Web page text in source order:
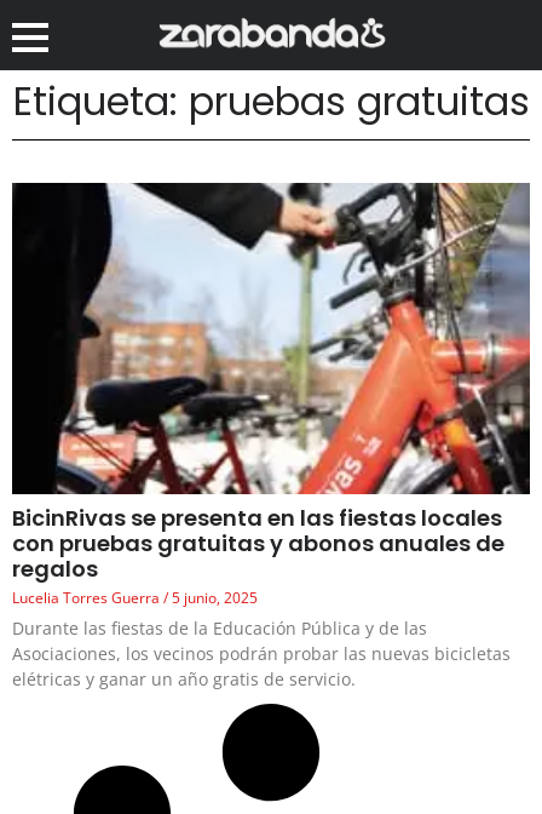
Etiqueta: pruebas gratuitas
BicinRivas se presenta en las fiestas locales
con pruebas gratuitas y abonos anuales de
regalos
Lucelia Torres Guerra 5 junio, 2025
Durante las fiestas de la Educación Pública y de las
Asociaciones, los vecinos podrán probar las nuevas bicicletas
elétricas y ganar un año gratis de servicio.